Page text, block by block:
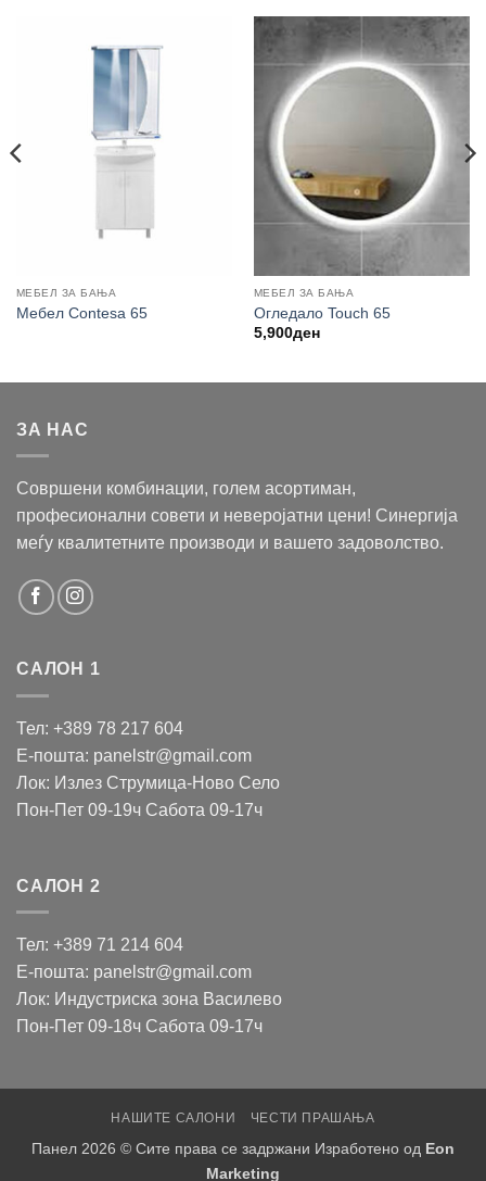
МЕБЕЛ ЗА БАЊА
Мебел Contesa 65
МЕБЕЛ ЗА БАЊА
Огледало Touch 65
5,900ден
ЗА НАС
Совршени комбинации, голем асортиман,
професионални совети и неверојатни цени! Синергија
меѓу квалитетните производи и вашето задоволство.
САЛОН 1
Тел: +389 78 217 604
Е-пошта: panelstr@gmail.com
Лок: Излез Струмица-Ново Село
Пон-Пет 09-19ч Сабота 09-17ч
САЛОН 2
Тел: +389 71 214 604
Е-пошта: panelstr@gmail.com
Лок: Индустриска зона Василево
Пон-Пет 09-18ч Сабота 09-17ч
НАШИТЕ САЛОНИ ЧЕСТИ ПРАШАЊА
Панел 2026 © Сите права се задржани Изработено од Eon
Marketing